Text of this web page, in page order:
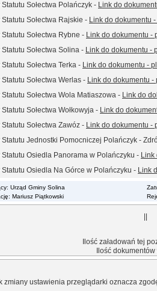
Sołectwa Polańczyk - Link do
Sołectwa Rajskie - Link do dokumentu
Sołectwa Rybne - Link do dokumentu -
Sołectwa Solina - Link do dokumentu -
Sołectwa Terka - Link do dokumentu -
Sołectwa Werlas - Link do dokumentu -
Sołectwa Wola Matiaszowa - Link do
Sołectwa Wołkowyja - Link do
Sołectwa Zawóz - Link do dokumentu -
Statutu Jednostki Pomocniczej Polańczyk -
Statutu Osiedla Panorama w Polańczyku - Link
Statutu Osiedla Na Górce w Polańczyku - Link
Urząd Gminy Solina
Mariusz Piątkowski
Ilość załadowań tej
Ilość
ustawienia przeglądarki oznacza